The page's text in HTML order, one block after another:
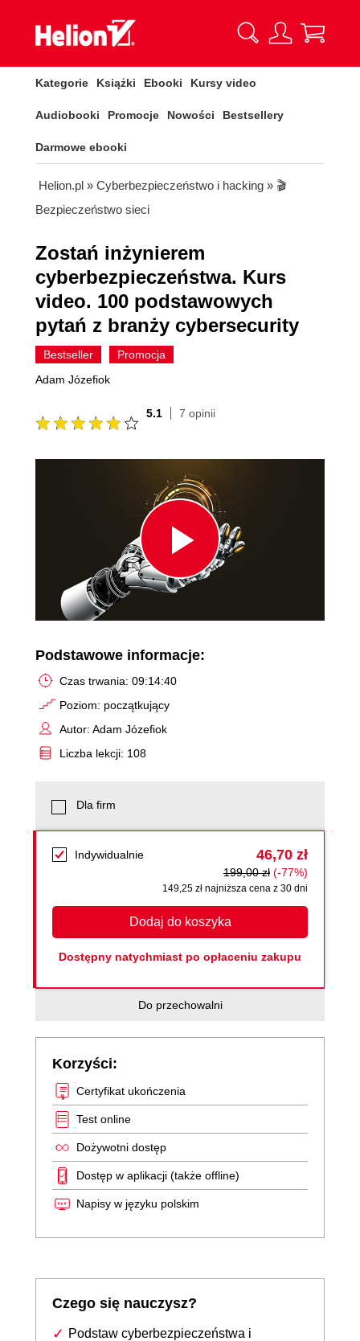
Kategorie Książki Ebooki Kursy video
Audiobooki Promocje Nowości Bestsellery
Darmowe ebooki
Helion.pl » Cyberbezpieczeństwo i hacking » 🎬
Bezpieczeństwo sieci
Zostań inżynierem
cyberbezpieczeństwa. Kurs
video. 100 podstawowych
pytań z branży cybersecurity
Bestseller
Promocja
Adam Józefiok
5.1 7 opinii
Play
Video
Podstawowe informacje:
Czas trwania: 09:14:40
Poziom: początkujący
Autor: Adam Józefiok
Liczba lekcji: 108
Dla firm
Indywidualnie 46,70 zł
199,00 zł (-77%)
149,25 zł najniższa cena z 30 dni
Dodaj do koszyka
Dostępny natychmiast po opłaceniu zakupu
Do przechowalni
Korzyści:
Certyfikat ukończenia
Test online
Dożywotni dostęp
Dostęp w aplikacji (także offline)
Napisy w języku polskim
Czego się nauczysz?
Podstaw cyberbezpieczeństwa i